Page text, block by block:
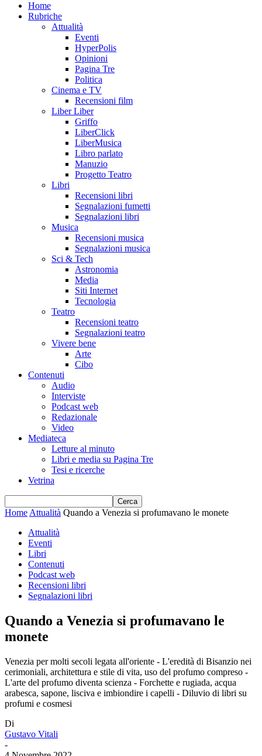
Home
Rubriche
Attualità
Eventi
HyperPolis
Opinioni
Pagina Tre
Politica
Cinema e TV
Recensioni film
Liber Liber
Griffo
LiberClick
LiberMusica
Libro parlato
Manuzio
Progetto Teatro
Libri
Recensioni libri
Segnalazioni fumetti
Segnalazioni libri
Musica
Recensioni musica
Segnalazioni musica
Sci & Tech
Astronomia
Media
Siti Internet
Tecnologia
Teatro
Recensioni teatro
Segnalazioni teatro
Vivere bene
Arte
Cibo
Contenuti
Audio
Interviste
Podcast web
Redazionale
Video
Mediateca
Letture al minuto
Libri e media su Pagina Tre
Tesi e ricerche
Vetrina
Home Attualità Quando a Venezia si profumavano le monete
Attualità
Eventi
Libri
Contenuti
Podcast web
Recensioni libri
Segnalazioni libri
Quando a Venezia si profumavano le
monete
Venezia per molti secoli legata all'oriente - L'eredità di Bisanzio nei
cerimoniali, architettura e stile di vita, uso del profumo compreso -
L'arte del profumo diventa scienza - Forchette e rugiada, acqua
arabesca, sapone, lisciva e imbiondire i capelli - Diluvio di libri su
profumi e cosmesi
Di
Gustavo Vitali
-